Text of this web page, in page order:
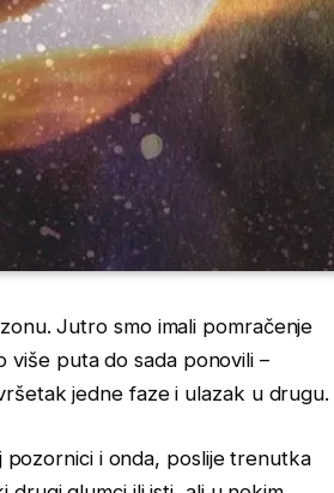
Jutro smo imali pomračenje
više puta do sada ponovili –
jedne faze i ulazak u drugu.
pozornici i onda, poslije trenutka